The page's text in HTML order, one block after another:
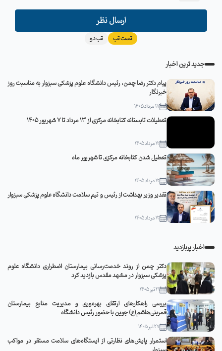
ارسال نظر
تست تب تب دو
جدید ترین اخبار
پیام دکتر رضا چمن، رئیس دانشگاه علوم پزشکی سبزوار به مناسبت روز
خبرنگار
17 مرداد 1405
تعطیلات تابستانه کتابخانه مرکزی از 13 مرداد تا 7 شهریور 1405
12 مرداد 1405
تعطیل شدن کتابخانه مرکزی تا شهریور ماه
12 مرداد 1405
تقدیر وزیر بهداشت از رئیس و تیم سلامت دانشگاه علوم پزشکی سبزوار
12 مرداد 1405
اخبار پربازدید
دکتر چمن از روند خدمت‌رسانی بیمارستان اضطراری دانشگاه علوم
پزشکی سبزوار در مشهد مقدس بازدید کرد
21 تیر 1405
بررسی راهکارهای ارتقای بهره‌وری و مدیریت منابع بیمارستان
قمربنی‌هاشم(ع) جوین با حضور رئیس دانشگاه
27 تیر 1405
استمرار پایش‌های نظارتی از ایستگاه‌های سلامت مستقر در مواکب